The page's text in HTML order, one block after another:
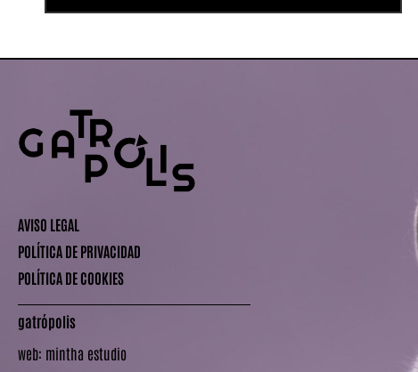
AVISO LEGAL
POLÍTICA DE PRIVACIDAD
POLÍTICA DE COOKIES
gatrópolis
web: mintha estudio